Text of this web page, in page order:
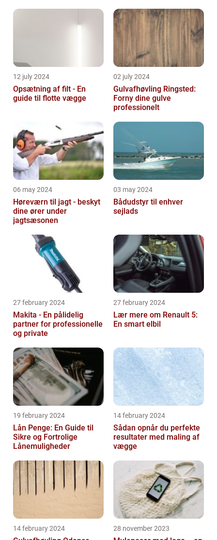
12 july 2024
Opsætning af filt - En
guide til flotte vægge
02 july 2024
Gulvafhøvling Ringsted:
Forny dine gulve
professionelt
06 may 2024
Høreværn til jagt - beskyt
dine ører under
jagtsæsonen
03 may 2024
Bådudstyr til enhver
sejlads
27 february 2024
Makita - En pålidelig
partner for professionelle
og private
27 february 2024
Lær mere om Renault 5:
En smart elbil
19 february 2024
Lån Penge: En Guide til
Sikre og Fortrolige
Lånemuligheder
14 february 2024
Sådan opnår du perfekte
resultater med maling af
vægge
14 february 2024 28 november 2023